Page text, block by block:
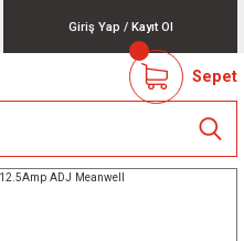
Giriş Yap / Kayıt Ol
Sepet